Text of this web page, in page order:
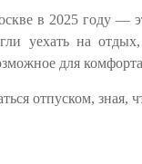
в 2025 году —
уехать на
для
отпуском, зная,